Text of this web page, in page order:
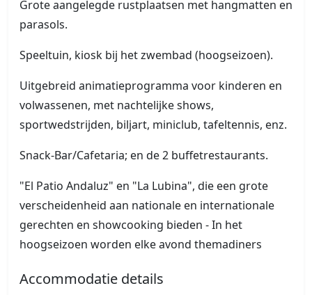
Grote aangelegde rustplaatsen met hangmatten en
parasols.
Speeltuin, kiosk bij het zwembad (hoogseizoen).
Uitgebreid animatieprogramma voor kinderen en
volwassenen, met nachtelijke shows,
sportwedstrijden, biljart, miniclub, tafeltennis, enz.
Snack-Bar/Cafetaria; en de 2 buffetrestaurants.
"El Patio Andaluz" en "La Lubina", die een grote
verscheidenheid aan nationale en internationale
gerechten en showcooking bieden - In het
hoogseizoen worden elke avond themadiners
Accommodatie details